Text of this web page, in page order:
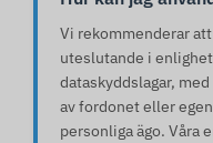
Vi rekommenderar
uteslutande i
dataskyddslagar,
av fordonet eller
personliga ägo. Våra